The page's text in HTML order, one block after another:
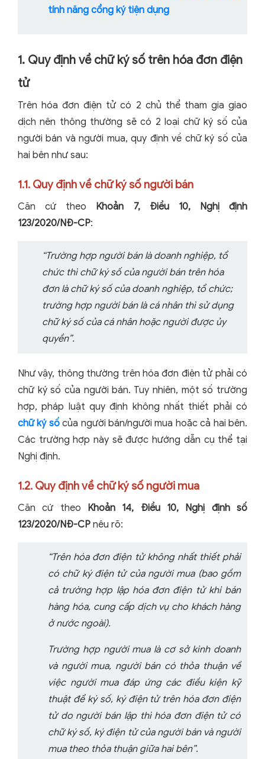
tính năng cổng ký tiện dụng
1. Quy định về chữ ký số trên hóa đơn điện
tử
Trên hóa đơn điện tử có 2 chủ thể tham gia giao
dịch nên thông thường sẽ có 2 loại chữ ký số của
người bán và người mua, quy định về chữ ký số của
hai bên như sau:
1.1. Quy định về chữ ký số người bán
Căn cứ theo Khoản 7, Điều 10, Nghị định
123/2020/NĐ-CP:
“Trường hợp người bán là doanh nghiệp, tổ
chức thì chữ ký số của người bán trên hóa
đơn là chữ ký số của doanh nghiệp, tổ chức;
trường hợp người bán là cá nhân thì sử dụng
chữ ký số của cá nhân hoặc người được ủy
quyền”.
Như vậy, thông thường trên hóa đơn điện tử phải có
chữ ký số của người bán. Tuy nhiên, một số trường
hợp, pháp luật quy định không nhất thiết phải có
chữ ký sốcủa người bán/người mua hoặc cả hai bên.
Các trường hợp này sẽ được hướng dẫn cụ thể tại
Nghị định.
1.2. Quy định về chữ ký số người mua
Căn cứ theo Khoản 14, Điều 10, Nghị định số
123/2020/NĐ-CP nêu rõ:
“Trên hóa đơn điện tử không nhất thiết phải
có chữ ký điện tử của người mua (bao gồm
cả trường hợp lập hóa đơn điện tử khi bán
hàng hóa, cung cấp dịch vụ cho khách hàng
ở nước ngoài).
Trường hợp người mua là cơ sở kinh doanh
và người mua, người bán có thỏa thuận về
việc người mua đáp ứng các điều kiện kỹ
thuật để ký số, ký điện tử trên hóa đơn điện
tử do người bán lập thì hóa đơn điện tử có
chữ ký số, ký điện tử của người bán và người
mua theo thỏa thuận giữa hai bên”.